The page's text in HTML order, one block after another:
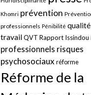
Khomri prévention
professionnels Pénibilité qualité
travailQVT Rapport Issindou
professionnels risques
psychosociaux réforme
Réforme de la